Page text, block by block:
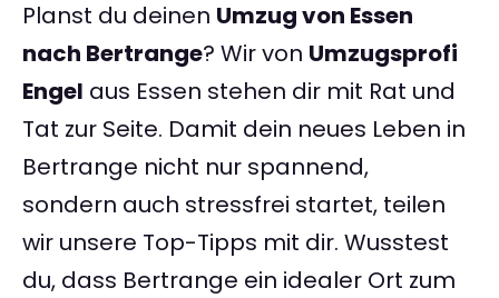
Planst du deinen Umzug von Essen
nach Bertrange? Wir von Umzugsprofi
Engel aus Essen stehen dir mit Rat und
Tat zur Seite. Damit dein neues Leben in
Bertrange nicht nur spannend,
sondern auch stressfrei startet, teilen
wir unsere Top-Tipps mit dir. Wusstest
du, dass Bertrange ein idealer Ort zum